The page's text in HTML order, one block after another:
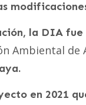
la DIA
Ambiental de
en 2021